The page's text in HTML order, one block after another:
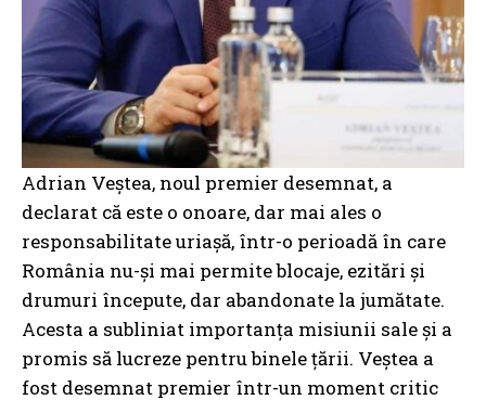
Adrian Veștea, noul premier desemnat, a
declarat că este o onoare, dar mai ales o
responsabilitate uriașă, într-o perioadă în care
România nu-și mai permite blocaje, ezitări și
drumuri începute, dar abandonate la jumătate.
Acesta a subliniat importanța misiunii sale și a
promis să lucreze pentru binele țării. Veștea a
fost desemnat premier într-un moment critic